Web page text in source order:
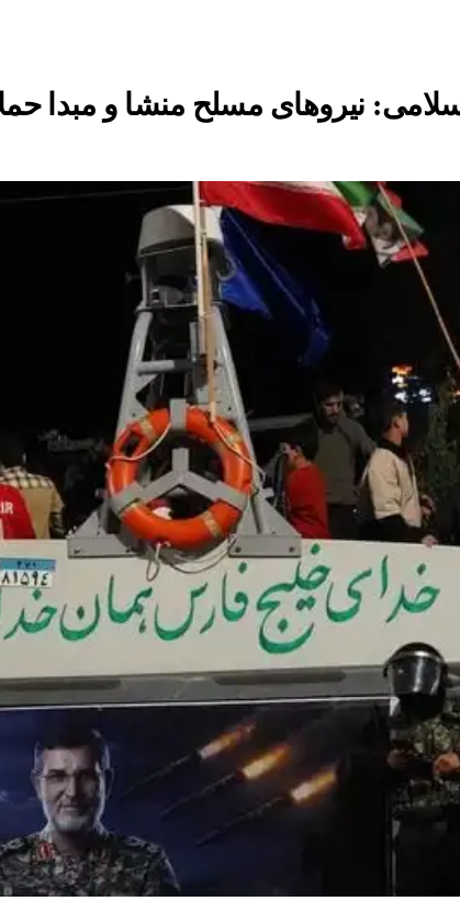
نیروهای مسلح منشا و مبدا